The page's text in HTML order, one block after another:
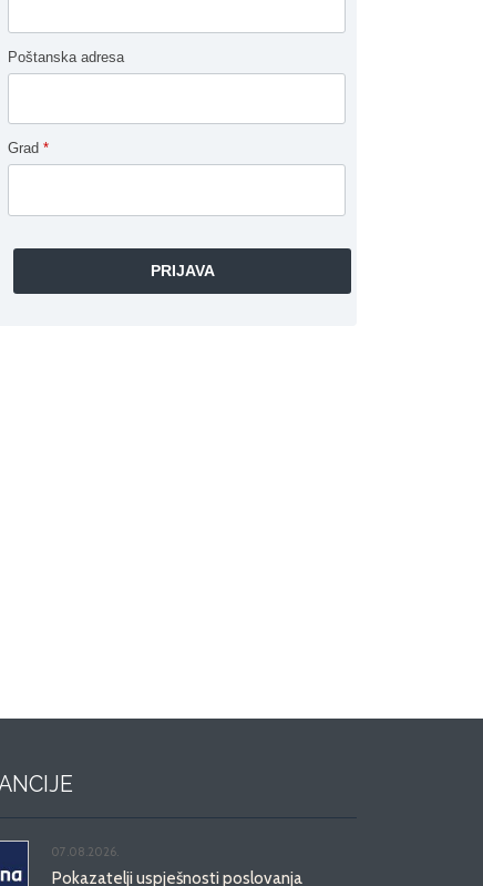
Poštanska adresa
Grad *
07.08.2026.
Pokazatelji uspješnosti poslovanja